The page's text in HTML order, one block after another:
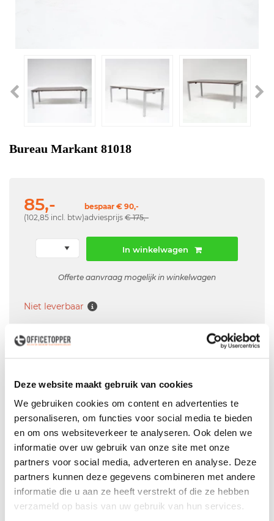
Deze website maakt gebruik van cookies
We gebruiken cookies om content en advertenties te
personaliseren, om functies voor social media te bieden
en om ons websiteverkeer te analyseren. Ook delen we
informatie over uw gebruik van onze site met onze
partners voor social media, adverteren en analyse. Deze
partners kunnen deze gegevens combineren met andere
informatie die u aan ze heeft verstrekt of die ze hebben
verzameld op basis van uw gebruik van hun services.
Bureau Markant 81018
85,-
(102,85 incl. btw)
bespaar € 90,-
adviesprijs € 175,-
In winkelwagen
Offerte aanvraag mogelijk in winkelwagen
Niet leverbaar
Voor zowel ParticulieralsZakelijk
Professionele
Omschrijving
Gebruikt Markant bureau- Fabrikant: Markant -
Vaste hoogte - Melamine blad - 4-poots onderstel
Kleuren- Kleur topblad: noten - Kleur poten: